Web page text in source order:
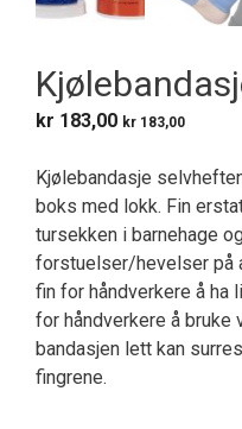
kr 183,00 kr 183,00
Kjølebandasje
boks med lokk. Fin
tursekken i barnehage
forstuelser/hevelser på
fin for håndverkere å ha
for håndverkere å bruke
bandasjen lett kan
fingrene.